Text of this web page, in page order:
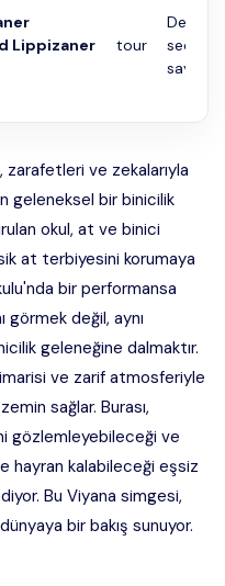
Lippizaner
tour
seçenek
zarafetleri ve zekalarıyla
geleneksel bir binicilik
okul, at ve binici
at terbiyesini korumaya
bir performansa
görmek değil, aynı
geleneğine dalmaktır.
ve zarif atmosferiyle
sağlar. Burası,
gözlemleyebileceği ve
hayran kalabileceği eşsiz
Bu Viyana simgesi,
bir bakış sunuyor.